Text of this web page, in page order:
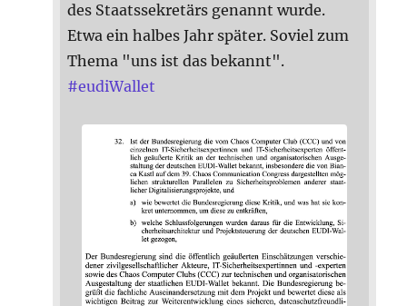
des Staatssekretärs genannt wurde.
Etwa ein halbes Jahr später. Soviel zum
Thema "uns ist das bekannt".
#eudiWallet